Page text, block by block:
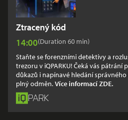
Ztracený kód
Show times
14:00(Duration 60 min)
Staňte se forenzními detektivy a
trezoru v iQPARKU! Čeká vás pátrání
důkazů i napínavé hledání
plný odměn.Více informací ZDE.
PARK